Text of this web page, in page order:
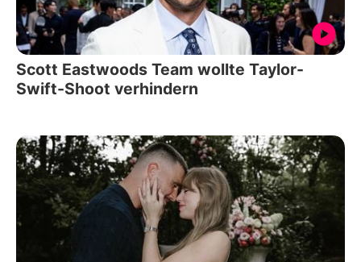
Scott Eastwoods Team wollte Taylor-
Swift-Shoot verhindern